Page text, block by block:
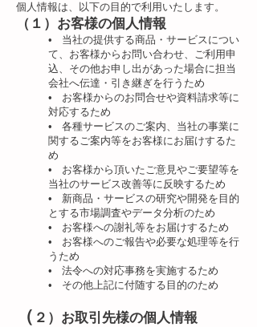
個人情報は、以下の目的で利用いたします。
（１）お客様の個人情報
• 当社の提供する商品・サービスについ
て、お客様からお問い合わせ、ご利用申
込、その他お申し出があった場合に担当
会社へ伝達・引き継ぎを行うため
• お客様からのお問合せや資料請求等に
対応するため
• 各種サービスのご案内、当社の事業に
関するご案内等をお客様にお届けするた
め
• お客様から頂いたご意見やご要望等を
当社のサービス改善等に反映するため
• 新商品・サービスの研究や開発を目的
とする市場調査やデータ分析のため
• お客様への謝礼等をお届けするため
• お客様へのご報告や必要な処理等を行
うため
• 法令への対応事務を実施するため
• その他上記に付随する目的のため
（ ２）お取引先様の個人情報